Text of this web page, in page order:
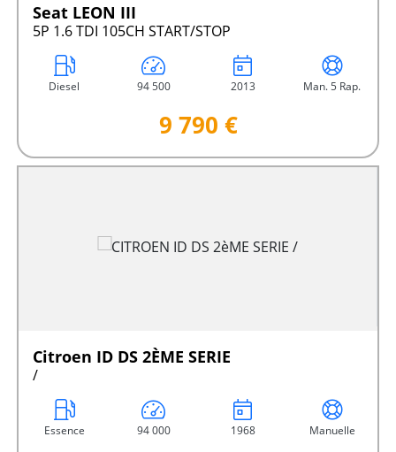
Seat LEON III
5P 1.6 TDI 105CH START/STOP
Diesel 94 500 2013 Man. 5 Rap.
9 790 €
Citroen ID DS 2ÈME SERIE
/
Essence 94 000 1968 Manuelle